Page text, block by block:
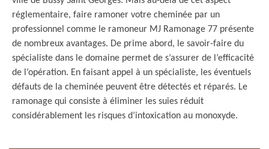
réglementaire, faire ramoner votre cheminée par un
professionnel comme le ramoneur MJ Ramonage 77 présente
de nombreux avantages. De prime abord, le savoir-faire du
spécialiste dans le domaine permet de s’assurer de l’efficacité
de l’opération. En faisant appel à un spécialiste, les éventuels
défauts de la cheminée peuvent être détectés et réparés. Le
ramonage qui consiste à éliminer les suies réduit
considérablement les risques d’intoxication au monoxyde.